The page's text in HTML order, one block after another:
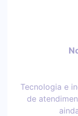
Tecnologia e
de